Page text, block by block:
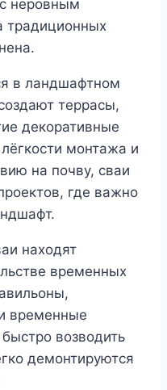
неровным
традиционных
в ландшафтном
террасы,
декоративные
монтажа и
на почву, сваи
где важно
находят
временных
временные
возводить
демонтируются